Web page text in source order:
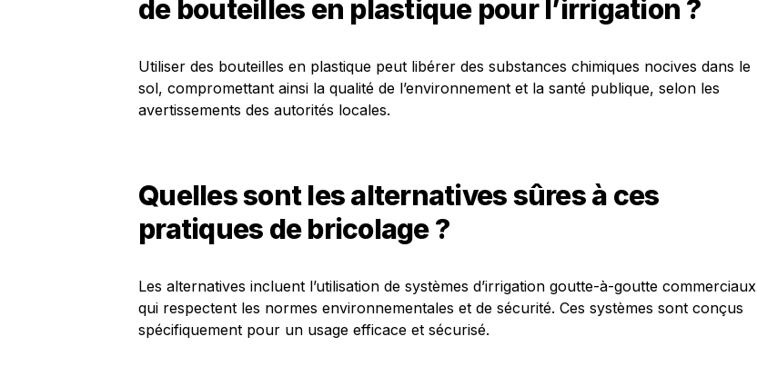
de bouteilles en plastique pour l’irrigation ?
Utiliser des bouteilles en plastique peut libérer des substances chimiques nocives dans le
sol, compromettant ainsi la qualité de l’environnement et la santé publique, selon les
avertissements des autorités locales.
Quelles sont les alternatives sûres à ces
pratiques de bricolage ?
Les alternatives incluent l’utilisation de systèmes d’irrigation goutte-à-goutte commerciaux
qui respectent les normes environnementales et de sécurité. Ces systèmes sont conçus
spécifiquement pour un usage efficace et sécurisé.